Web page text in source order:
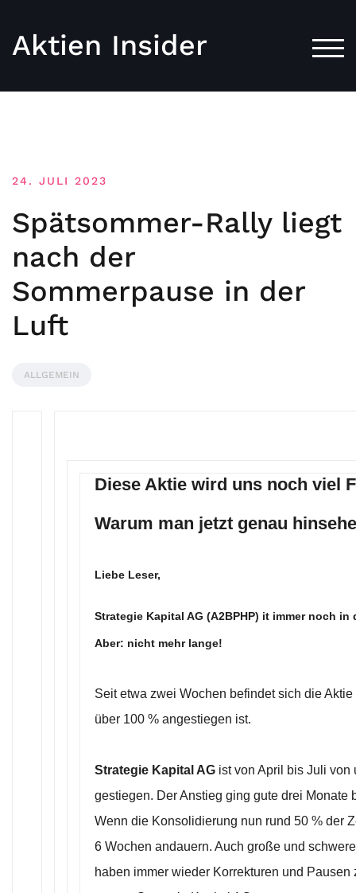
Aktien Insider
24. JULI 2023
Spätsommer-Rally liegt
nach der
Sommerpause in der
Luft
ALLGEMEIN
Diese Aktie wird uns noch viel
Warum man jetzt genau
Liebe Leser,
Strategie Kapital AG (A2BPHP) it immer noch
Aber: nicht mehr lange!
Seit etwa zwei Wochen befindet sich die
über 100 % angestiegen ist.
Strategie Kapital AG ist von April bis Juli von
gestiegen. Der Anstieg ging gute drei
Wenn die Konsolidierung nun rund 50 % der
6 Wochen andauern. Auch große und
haben immer wieder Korrekturen und